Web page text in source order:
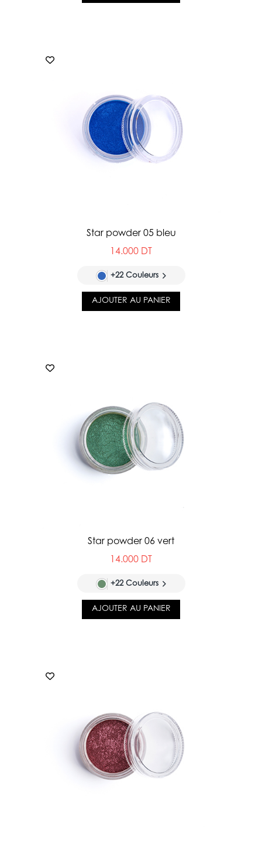
Star powder 05 bleu
14.000 DT
+22 Couleurs
AJOUTER AU PANIER
Star powder 06 vert
14.000 DT
+22 Couleurs
AJOUTER AU PANIER